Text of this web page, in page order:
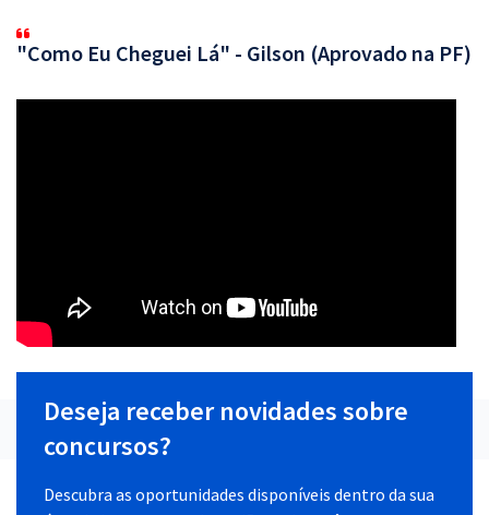
"Como Eu Cheguei Lá" - Gilson (Aprovado na PF)
Deseja receber novidades sobre
concursos?
Descubra as oportunidades disponíveis dentro da sua